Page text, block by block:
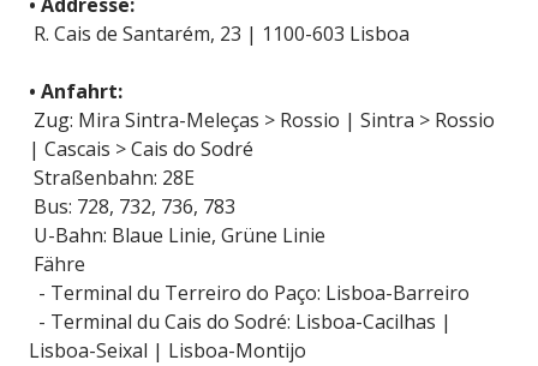
• Addresse:
R. Cais de Santarém, 23 | 1100-603 Lisboa
• Anfahrt:
Zug: Mira Sintra-Meleças > Rossio | Sintra > Rossio
| Cascais > Cais do Sodré
Straßenbahn: 28E
Bus: 728, 732, 736, 783
U-Bahn: Blaue Linie, Grüne Linie
Fähre
- Terminal du Terreiro do Paço: Lisboa-Barreiro
- Terminal du Cais do Sodré: Lisboa-Cacilhas |
Lisboa-Seixal | Lisboa-Montijo